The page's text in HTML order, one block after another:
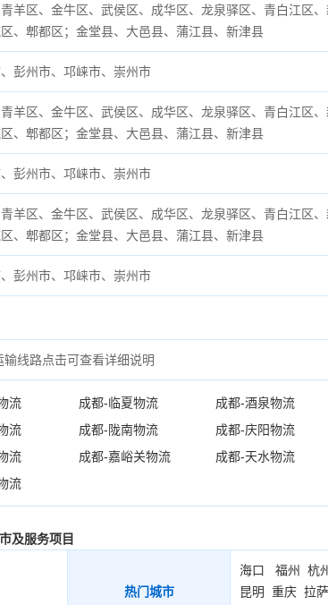
羊区、金牛区、武侯区、成华区、龙泉驿区、青白江区
、郫都区；金堂县、大邑县、蒲江县、新津县
彭州市、邛崃市、崇州市
羊区、金牛区、武侯区、成华区、龙泉驿区、青白江区
、郫都区；金堂县、大邑县、蒲江县、新津县
彭州市、邛崃市、崇州市
羊区、金牛区、武侯区、成华区、龙泉驿区、青白江区
、郫都区；金堂县、大邑县、蒲江县、新津县
彭州市、邛崃市、崇州市
输线路点击可查看详细说明
流 成都-临夏物流 成都-酒泉物流
流
成都-陇南物流 成都-庆阳物流
流
成都-嘉峪关物流 成都-天水物流
流
及服务项目
热门城市
海口 福州 杭
昆明
重庆 拉萨